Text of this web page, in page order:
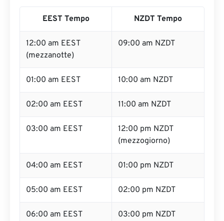
EEST Tempo NZDT Tempo
12:00 am EEST
(mezzanotte)
09:00 am NZDT
01:00 am EEST 10:00 am NZDT
02:00 am EEST 11:00 am NZDT
03:00 am EEST
12:00 pm NZDT
(mezzogiorno)
04:00 am EEST 01:00 pm NZDT
05:00 am EEST 02:00 pm NZDT
06:00 am EEST 03:00 pm NZDT